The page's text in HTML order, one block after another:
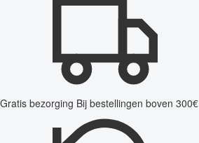
Gratis bezorging Bij bestellingen boven 300€